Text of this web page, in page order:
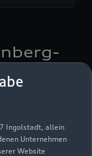
Ingolstadt, allein
Unternehmen
Website